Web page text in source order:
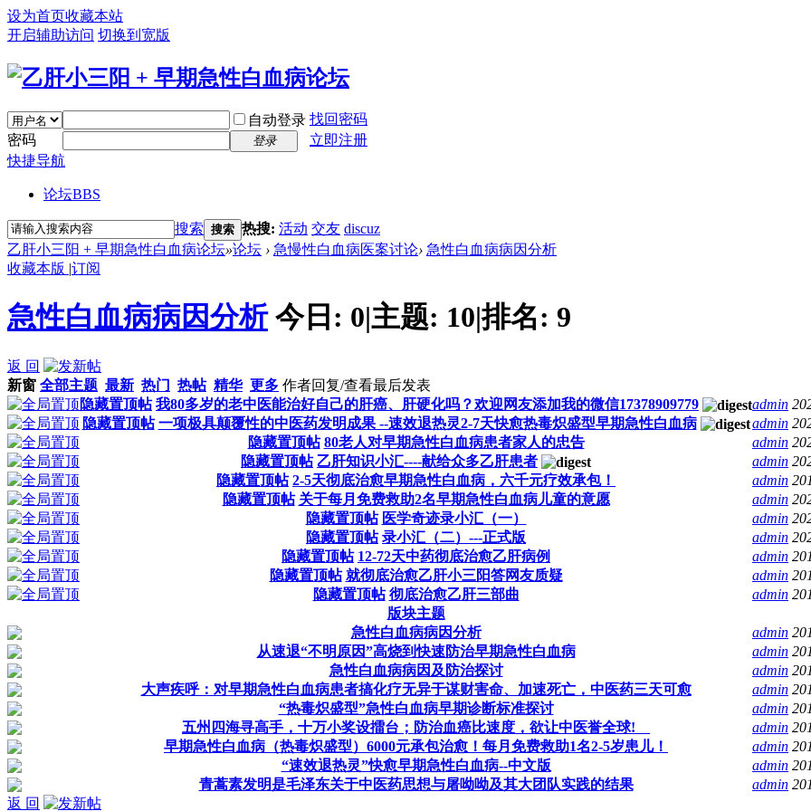
设为首页收藏本站
开启辅助访问 切换到宽版
自动登录 找回密码
密码
登录
立即注册
快捷导航
论坛BBS
搜索 搜索 热搜: 活动 交友 discuz
乙肝小三阳 + 早期急性白血病论坛»论坛 › 急慢性白血病医案讨论› 急性白血病病因分析
收藏本版 |订阅
急性白血病病因分析 今日: 0|主题: 10|排名: 9
返 回
新窗 全部主题 最新 热门 热帖 精华 更多 作者回复/查看最后发表
隐藏置顶帖 我80多岁的老中医能治好自己的肝癌、肝硬化吗？欢迎网友添加我的微信17378909779 admin
隐藏置顶帖 一项极具颠覆性的中医药发明成果 --速效退热灵2-7天快愈热毒炽盛型早期急性白血病 admin
隐藏置顶帖 80老人对早期急性白血病患者家人的忠告 admin
隐藏置顶帖 乙肝知识小汇----献给众多乙肝患者 admin
隐藏置顶帖 2-5天彻底治愈早期急性白血病，六千元疗效承包！ admin
隐藏置顶帖 关于每月免费救助2名早期急性白血病儿童的意愿 admin
隐藏置顶帖 医学奇迹录小汇（一） admin
隐藏置顶帖 录小汇（二）---正式版 admin
隐藏置顶帖 12-72天中药彻底治愈乙肝病例 admin
隐藏置顶帖 就彻底治愈乙肝小三阳答网友质疑 admin
隐藏置顶帖 彻底治愈乙肝三部曲 admin
版块主题
急性白血病病因分析
admin
从速退“不明原因”高烧到快速防治早期急性白血病
admin
急性白血病病因及防治探讨
admin
大声疾呼：对早期急性白血病患者搞化疗无异于谋财害命、加速死亡，中医药三天可愈
admin
“热毒炽盛型”急性白血病早期诊断标准探讨
admin
五州四海寻高手，十万小奖设擂台；防治血癌比速度，欲让中医誉全球!
admin
早期急性白血病（热毒炽盛型）6000元承包治愈！每月免费救助1名2-5岁患儿！
admin
“速效退热灵”快愈早期急性白血病--中文版
admin
青蒿素发明是毛泽东关于中医药思想与屠呦呦及其大团队实践的结果
admin
返 回